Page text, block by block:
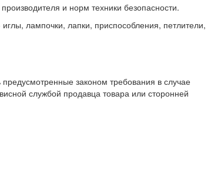
и норм техники безопасности.
лампочки, лапки, приспособления, петлители,
законом требования в случае
службой продавца товара или сторонней